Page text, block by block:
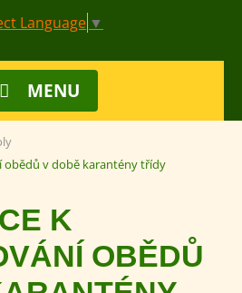
Language ▼
MENU
obědů v době karantény třídy
K
OBĚDŮ